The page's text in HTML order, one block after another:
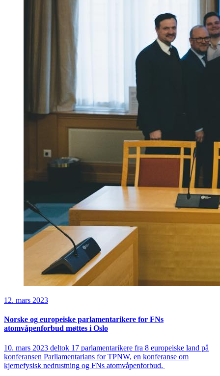
12. mars 2023
Norske og europeiske parlamentarikere for FNs
atomvåpenforbud møttes i Oslo
10. mars 2023 deltok 17 parlamentarikere fra 8 europeiske land på
konferansen Parliamentarians for TPNW, en konferanse om
kjernefysisk nedrustning og FNs atomvåpenforbud.